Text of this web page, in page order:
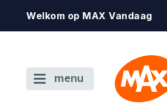
Welkom op MAX Vandaag
menu